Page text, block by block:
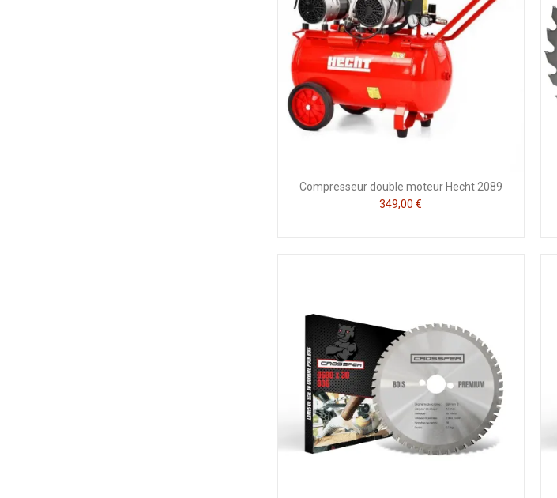
Compresseur double moteur Hecht 2089
349,00 €